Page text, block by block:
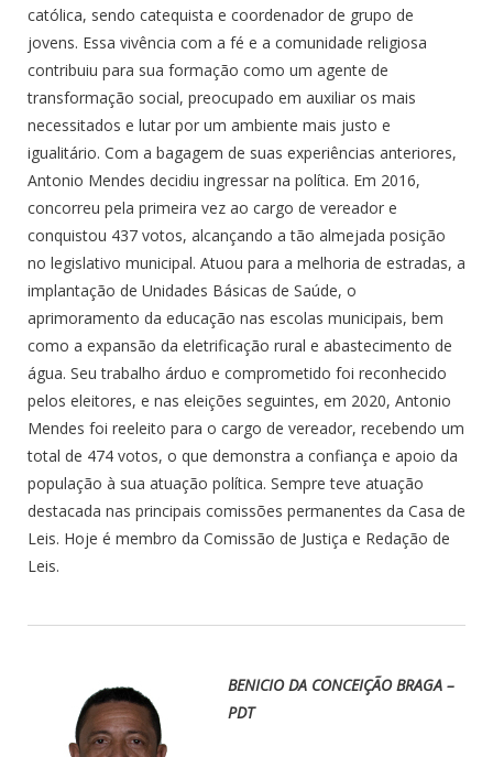
católica, sendo catequista e coordenador de grupo de
jovens. Essa vivência com a fé e a comunidade religiosa
contribuiu para sua formação como um agente de
transformação social, preocupado em auxiliar os mais
necessitados e lutar por um ambiente mais justo e
igualitário. Com a bagagem de suas experiências anteriores,
Antonio Mendes decidiu ingressar na política. Em 2016,
concorreu pela primeira vez ao cargo de vereador e
conquistou 437 votos, alcançando a tão almejada posição
no legislativo municipal. Atuou para a melhoria de estradas, a
implantação de Unidades Básicas de Saúde, o
aprimoramento da educação nas escolas municipais, bem
como a expansão da eletrificação rural e abastecimento de
água. Seu trabalho árduo e comprometido foi reconhecido
pelos eleitores, e nas eleições seguintes, em 2020, Antonio
Mendes foi reeleito para o cargo de vereador, recebendo um
total de 474 votos, o que demonstra a confiança e apoio da
população à sua atuação política. Sempre teve atuação
destacada nas principais comissões permanentes da Casa de
Leis. Hoje é membro da Comissão de Justiça e Redação de
Leis.
BENICIO DA CONCEIÇÃO BRAGA –
PDT